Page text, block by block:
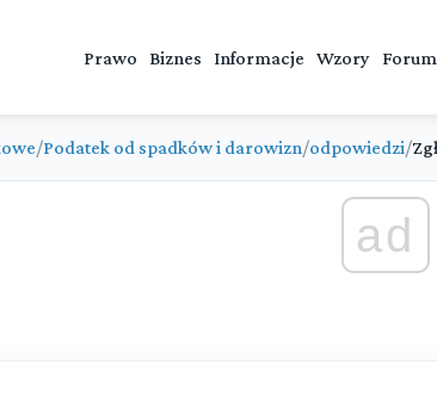
Prawo Biznes Informacje Wzory Forum
/Podatek od spadków i darowizn/odpowiedzi/
ad